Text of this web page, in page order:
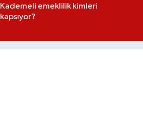
Kademeli emeklilik kimleri
kapsıyor?